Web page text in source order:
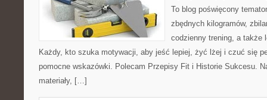
To blog poświęcony
zbędnych kilogramów,
codzienny trening, a także
Każdy, kto szuka motywacji, aby jeść lepiej, żyć lżej i czuć się
pomocne wskazówki. Polecam Przepisy Fit i Historie Sukcesu.
materiały, […]